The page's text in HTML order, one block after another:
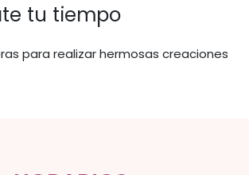
tu tiempo
para realizar hermosas creaciones